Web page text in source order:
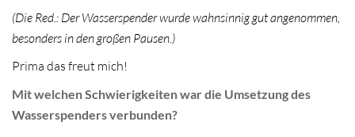
(Die Red.: Der Wasserspender wurde wahnsinnig gut angenommen,
besonders in den großen Pausen.)
Prima das freut mich!
Mit welchen Schwierigkeiten war die Umsetzung des
Wasserspenders verbunden?